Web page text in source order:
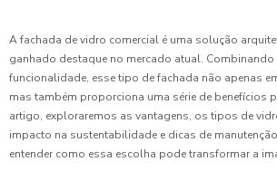
A fachada de vidro comercial é uma solução
ganhado destaque no mercado atual. Combinando
funcionalidade, esse tipo de fachada não apenas
mas também proporciona uma série de benefícios
artigo, exploraremos as vantagens, os tipos de
impacto na sustentabilidade e dicas de
entender como essa escolha pode transformar a